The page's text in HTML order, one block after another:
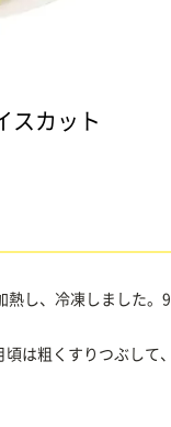
スカット
し、冷凍しました。
は粗くすりつぶして